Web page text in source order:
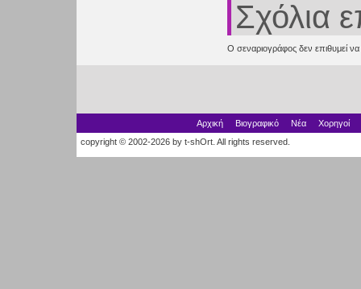
Σχόλια
Ο σεναριογράφος δεν επιθυμεί να
Αρχική Βιογραφικό Νέα
Χορηγοί
copyright © 2002-2026 by t-shOrt. All rights reserved.